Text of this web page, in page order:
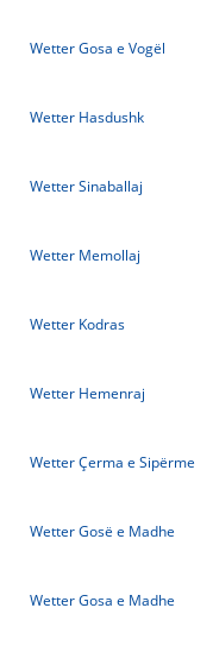
Wetter Gosa e Vogël
Wetter Hasdushk
Wetter Sinaballaj
Wetter Memollaj
Wetter Kodras
Wetter Hemenraj
Wetter Çerma e Sipërme
Wetter Gosë e Madhe
Wetter Gosa e Madhe